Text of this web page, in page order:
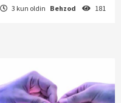
3 kun oldin Behzod 181